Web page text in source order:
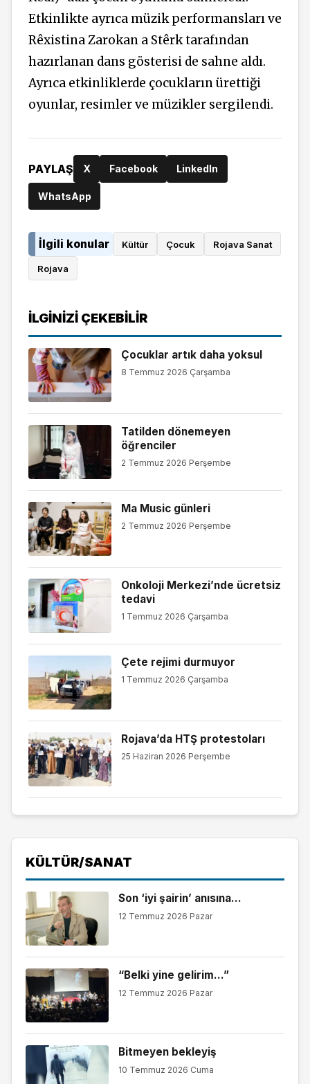
Etkinlikte ayrıca müzik performansları ve
Rêxistina Zarokan a Stêrk tarafından
hazırlanan dans gösterisi de sahne aldı.
Ayrıca etkinliklerde çocukların ürettiği
oyunlar, resimler ve müzikler sergilendi.
PAYLAŞ X Facebook LinkedIn
WhatsApp
İlgili konular Kültür Çocuk Rojava Sanat
Rojava
İLGINIZI ÇEKEBILIR
Çocuklar artık daha yoksul
8 Temmuz 2026 Çarşamba
Tatilden dönemeyen
öğrenciler
2 Temmuz 2026 Perşembe
Ma Music günleri
2 Temmuz 2026 Perşembe
Onkoloji Merkezi’nde ücretsiz
tedavi
1 Temmuz 2026 Çarşamba
Çete rejimi durmuyor
1 Temmuz 2026 Çarşamba
Rojava’da HTŞ protestoları
25 Haziran 2026 Perşembe
KÜLTÜR/SANAT
Son ‘iyi şairin’ anısına…
12 Temmuz 2026 Pazar
“Belki yine gelirim…”
12 Temmuz 2026 Pazar
Bitmeyen bekleyiş
10 Temmuz 2026 Cuma